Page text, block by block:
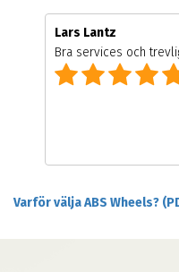
Lars Lantz
Bra services och
Varför välja ABS Wheels?